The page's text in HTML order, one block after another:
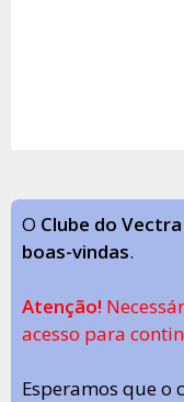
O Clube do Vectra
boas-vindas.
Atenção!
acesso para
Esperamos que o